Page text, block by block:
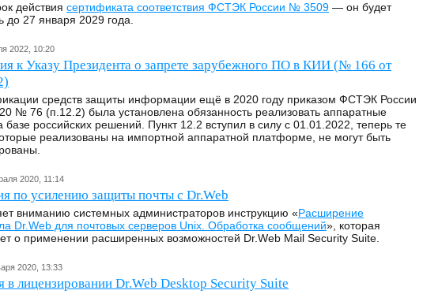
действия сертификата соответствия ФСТЭК России № 3509 — он будет
до 27 января 2029 года.
2022, 10:20
к Указу Президента о запрете зарубежного ПО в КИИ (№ 166 от
средств защиты информации ещё в 2020 году приказом ФСТЭК России
№ 76 (п.12.2) была установлена обязанность реализовать аппаратные
базе российских решений. Пункт 12.2 вступил в силу с 01.01.2022, теперь те
реализованы на импортной аппаратной платформе, не могут быть
2020, 11:14
по усилению защиты почты с Dr.Web
вниманию системных администраторов инструкцию «Расширение
Dr.Web для почтовых серверов Unix. Обработка сообщений», которая
о применении расширенных возможностей Dr.Web Mail Security Suite.
2020, 13:33
в лицензировании Dr.Web Desktop Security Suite